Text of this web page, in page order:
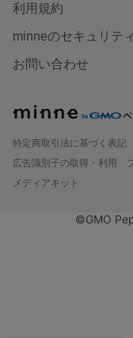
利用規約
minneのセキュリティ
お問い合わせ
特定商取引法に基づく表記
広告識別子の取得・利用
メディアキット
©GMO